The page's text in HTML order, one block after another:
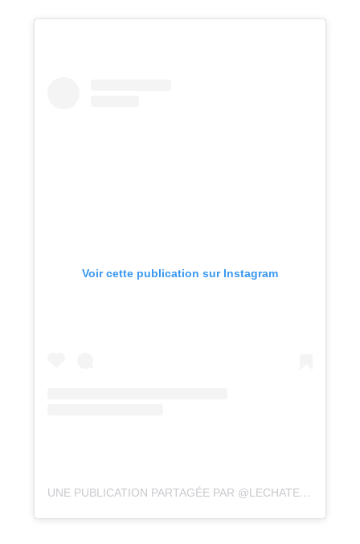
Voir cette publication sur Instagram
UNE PUBLICATION PARTAGÉE PAR @LECHATEAUDUPERENOEL